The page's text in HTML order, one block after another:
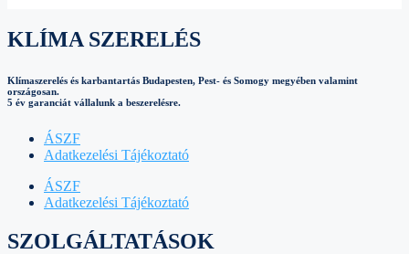
KLÍMA SZERELÉS
Klímaszerelés és karbantartás Budapesten, Pest- és Somogy megyében valamint
országosan.
5 év garanciát vállalunk a beszerelésre.
ÁSZF
Adatkezelési Tájékoztató
ÁSZF
Adatkezelési Tájékoztató
SZOLGÁLTATÁSOK